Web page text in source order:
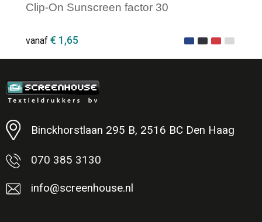
Clip-On Sunscreen factor 30
vanaf € 1,65
Minimale afname: 1
Binckhorstlaan 295 B, 2516 BC Den Haag
070 385 3130
info@screenhouse.nl